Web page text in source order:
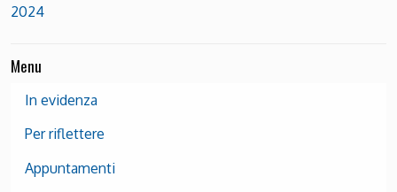
2024
Menu
In evidenza
Per riflettere
Appuntamenti